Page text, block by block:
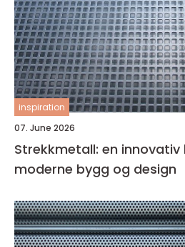
inspiration
07. June 2026
Strekkmetall: en innovativ
moderne bygg og design